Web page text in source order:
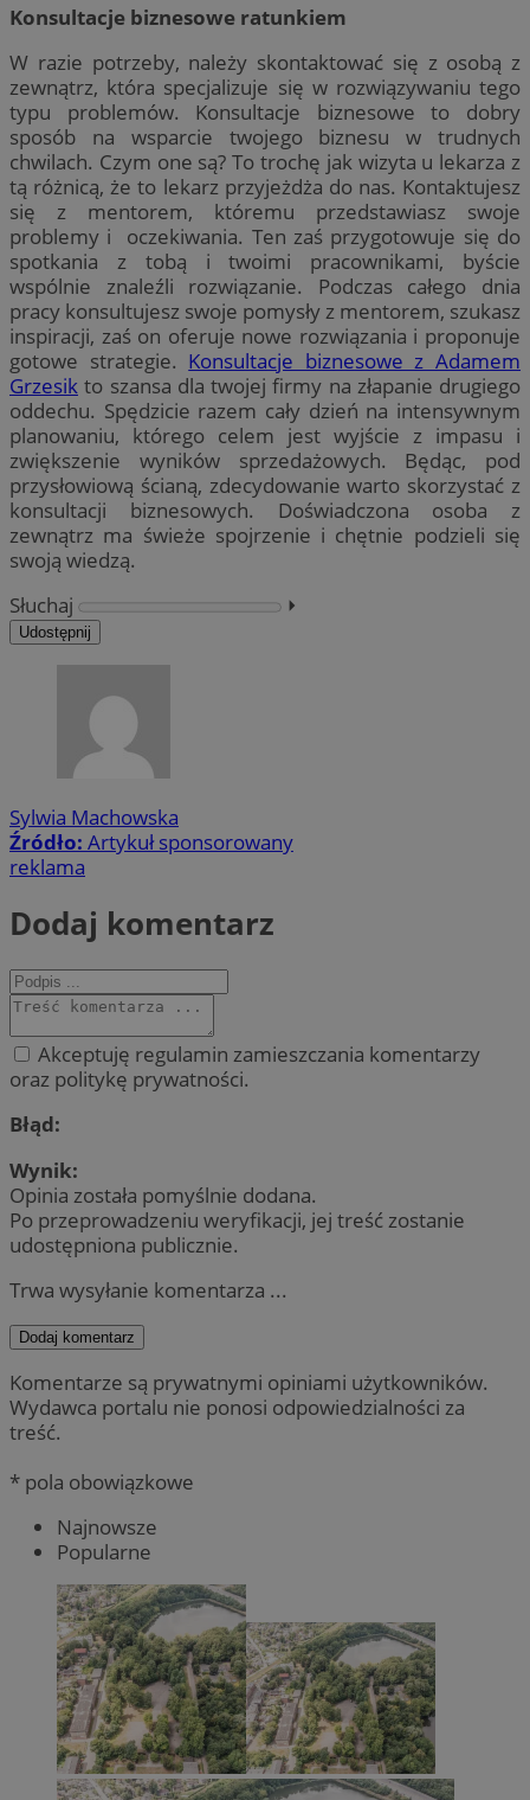
Konsultacje biznesowe ratunkiem
W razie potrzeby, należy skontaktować się z osobą z
zewnątrz, która specjalizuje się w rozwiązywaniu tego
typu problemów. Konsultacje biznesowe to dobry
sposób na wsparcie twojego biznesu w trudnych
chwilach. Czym one są? To trochę jak wizyta u lekarza z
tą różnicą, że to lekarz przyjeżdża do nas. Kontaktujesz
się z mentorem, któremu przedstawiasz swoje
problemy i oczekiwania. Ten zaś przygotowuje się do
spotkania z tobą i twoimi pracownikami, byście
wspólnie znaleźli rozwiązanie. Podczas całego dnia
pracy konsultujesz swoje pomysły z mentorem, szukasz
inspiracji, zaś on oferuje nowe rozwiązania i proponuje
gotowe strategie. Konsultacje biznesowe z Adamem
Grzesik to szansa dla twojej firmy na złapanie drugiego
oddechu. Spędzicie razem cały dzień na intensywnym
planowaniu, którego celem jest wyjście z impasu i
zwiększenie wyników sprzedażowych. Będąc, pod
przysłowiową ścianą, zdecydowanie warto skorzystać z
konsultacji biznesowych. Doświadczona osoba z
zewnątrz ma świeże spojrzenie i chętnie podzieli się
swoją wiedzą.
Słuchaj
⏵︎
Udostępnij
Sylwia Machowska
Źródło: Artykuł sponsorowany
reklama
Dodaj komentarz
Akceptuję regulamin zamieszczania komentarzy
oraz politykę prywatności.
Błąd:
Wynik:
Opinia została pomyślnie dodana.
Po przeprowadzeniu weryfikacji, jej treść zostanie
udostępniona publicznie.
Trwa wysyłanie komentarza ...
Dodaj komentarz
Komentarze są prywatnymi opiniami użytkowników.
Wydawca portalu nie ponosi odpowiedzialności za
treść.
* pola obowiązkowe
Najnowsze
Popularne